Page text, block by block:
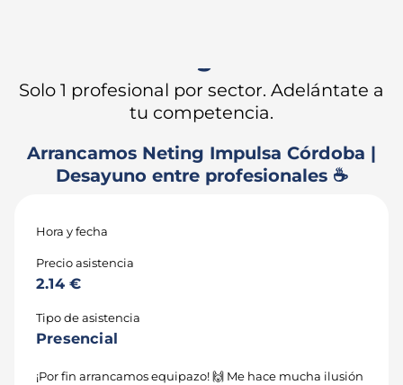
Solo 1 profesional por sector. Adelántate a
tu competencia.
Arrancamos Neting Impulsa Córdoba |
Desayuno entre profesionales ☕️
Hora y fecha
Precio asistencia
2.14 €
Tipo de asistencia
Presencial
¡Por fin arrancamos equipazo! 🙌 Me hace mucha ilusión